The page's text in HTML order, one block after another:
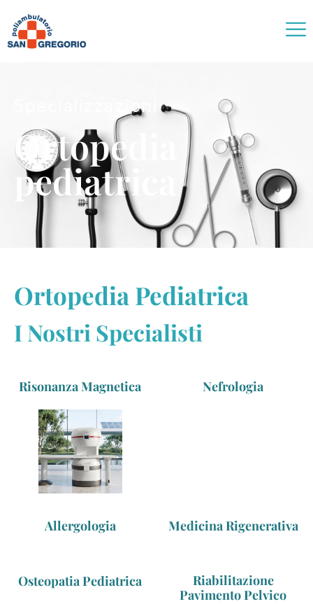
Specializzazioni
Ortopedia
pediatrica
Ortopedia Pediatrica
I Nostri Specialisti
Risonanza Magnetica Nefrologia
Allergologia Medicina Rigenerativa
Osteopatia Pediatrica
Riabilitazione
Pavimento Pelvico